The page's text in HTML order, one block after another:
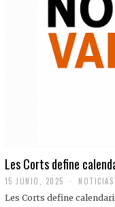
Les Corts define
15 JUNIO, 2025 NOTICIAS
Les Corts define